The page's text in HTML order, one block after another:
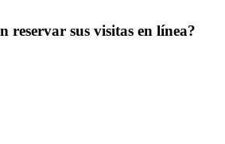
reservar sus visitas en línea?